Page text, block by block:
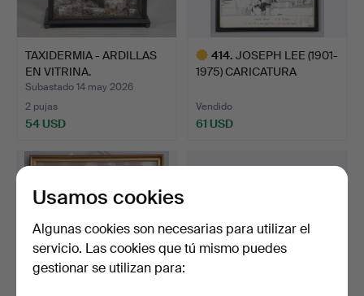
TAXIDERMIA - ARDILLAS
EN VITRINA.
Subastado 14 may 2026
2 pujas
54 USD
414. JOSEPH LEE (1901-
1975) CARICATURA
Vendido
61 USD
seleccionado
Usamos cookies
Algunas cookies son necesarias para utilizar el
servicio. Las cookies que tú mismo puedes
gestionar se utilizan para: